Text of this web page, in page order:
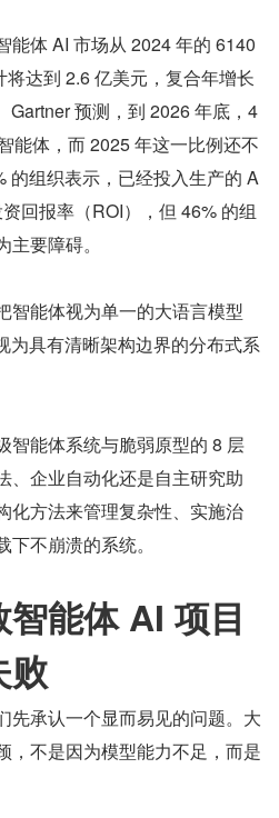
能体 AI 市场从 2024 年的 6140
达到 2.6 亿美元，复合年增长
Gartner 预测，到 2026 年底，4
能体，而 2025 年这一比例还不
的组织表示，已经投入生产的 A
回报率（ROI），但 46% 的组
要障碍。
智能体视为单一的大语言模型
为具有清晰架构边界的分布式系
智能体系统与脆弱原型的 8 层
、企业自动化还是自主研究助
化方法来管理复杂性、实施治
不崩溃的系统。
能体 AI 项目
败
先承认一个显而易见的问题。大
，不是因为模型能力不足，而是